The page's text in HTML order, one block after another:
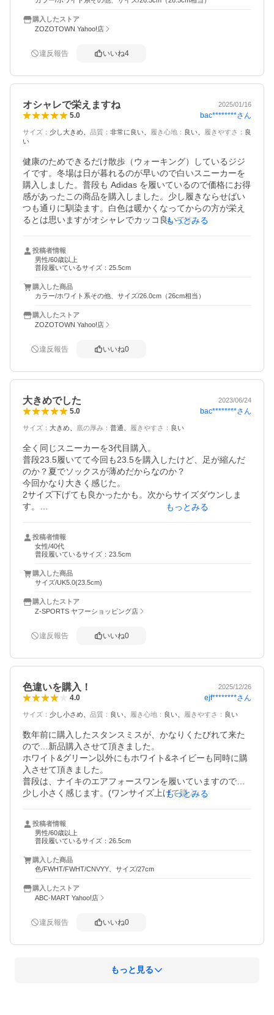
購入したストア
ZOZOTOWN Yahoo!店
違反報告 いいね4
オシャレで栄えますね 2025/01/16
5.0 bac********さん
サイズ ： 少し大きめ 品質 ： 非常に良い 履き心地 ： 良い 履きやすさ ： 良
い
健康のためできるだけ散歩（ウォーキング）しているジジ
イです。冬場は日が暮れるのが早いので白いスニーカーを
購入しました。普段も Adidas を履いているので価格にお得
感があったこの商品を購入しました。少し履きならせばい
つも通りに馴染ます。白色は暖かくなってからの方が栄え
るとは思いますがオシャレでカッコ良いです。気に入って
もっとみる
投稿者情報
男性/60歳以上
普段履いているサイズ：25.5cm
購入した商品
カラー/ホワイト系その他、サイズ/26.0cm（26cm相当）
購入したストア
ZOZOTOWN Yahoo!店
違反報告 いいね0
大きめでした 2023/06/24
5.0 bac********さん
サイズ ： 大きめ 底の厚み ： 普通 履きやすさ ： 良い
全く同じスニーカーを3代目購入。
普段23.5履いてて今回も23.5を購入したけど、足が縮んだ
のか？夏でソックスが薄めだからなのか？
今回かなり大きく感じた。
2サイズ下げても良かったかも。次からサイズダウンしま
す。
もっとみる
投稿者情報
女性/40代
普段履いているサイズ：23.5cm
購入した商品
サイズ/UK5.0(23.5cm)
購入したストア
Z-SPORTS ヤフーショッピング店
違反報告 いいね0
色違いを購入！ 2025/12/26
4.0 ejf********さん
サイズ ： 少し小さめ 品質 ： 良い 履き心地 ： 良い 履きやすさ ： 良い
数年前に購入したスタンスミスが、かなりくたびれて来た
ので…新品購入させて頂きました。
ホワイト&グリーン以外にもホワイト&ネイビーも同時に購
入させて頂きました。
普段は、ナイキのエアフォースワンを履いていますので…
少し小さく感じます。(ワンサイズ上げて購入)　もう一つ上
もっとみる
投稿者情報
男性/60歳以上
普段履いているサイズ：26.5cm
購入した商品
色/FWHT/FWHT/CNVYY、サイズ/27cm
購入したストア
ABC-MART Yahoo!店
違反報告 いいね0
もっと見る